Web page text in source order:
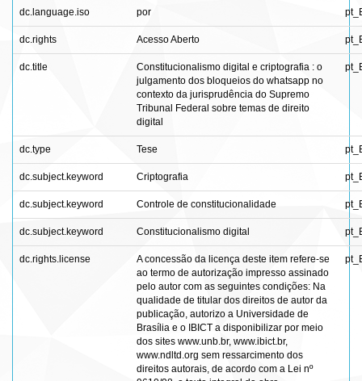
dc.language.iso por
dc.rights Acesso Aberto
dc.title
Constitucionalismo digital e criptografia : o
julgamento dos bloqueios do whatsapp no
contexto da jurisprudência do Supremo
Tribunal Federal sobre temas de direito
digital
dc.type Tese
dc.subject.keyword Criptografia
dc.subject.keyword Controle de constitucionalidade
dc.subject.keyword Constitucionalismo digital
dc.rights.license
A concessão da licença deste item refere-se
ao termo de autorização impresso assinado
pelo autor com as seguintes condições: Na
qualidade de titular dos direitos de autor da
publicação, autorizo a Universidade de
Brasília e o IBICT a disponibilizar por meio
dos sites www.unb.br, www.ibict.br,
www.ndltd.org sem ressarcimento dos
direitos autorais, de acordo com a Lei nº